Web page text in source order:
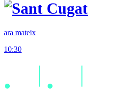
ara mateix
10:30